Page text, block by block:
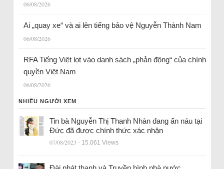
06/08/2026
Ai „quay xe“ và ai lên tiếng bảo vệ Nguyễn Thành Nam
06/08/2026
RFA Tiếng Việt lọt vào danh sách „phản động“ của chính
quyền Việt Nam
06/08/2026
NHIỀU NGƯỜI XEM
Tin bà Nguyễn Thị Thanh Nhàn đang ẩn náu tại
Đức đã được chính thức xác nhận
07/08/2023 - 15.061 Views